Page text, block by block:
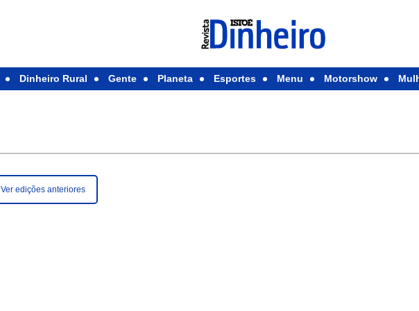
Dinheiro Rural Gente Planeta Esportes Menu Motorshow
Ver edições anteriores